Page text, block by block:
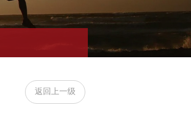
返回上一级